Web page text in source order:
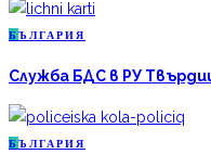
Б ЪЛГАРИЯ
Служба БДС в РУ
Б ЪЛГАРИЯ